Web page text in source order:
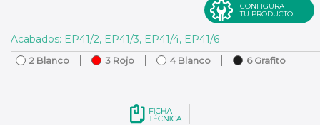
CONFIGURA
TU PRODUCTO
Acabados: EP41/2, EP41/3, EP41/4, EP41/6
2 Blanco 3 Rojo 4 Blanco 6 Grafito